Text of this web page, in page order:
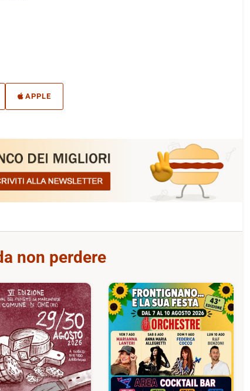
APPLE
non perdere